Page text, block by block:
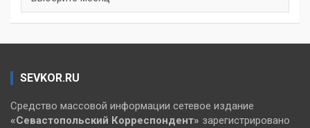
SEVKOR.RU
Средство массовой информации сетевое издание
«Севастопольский Корреспондент» зарегистрировано